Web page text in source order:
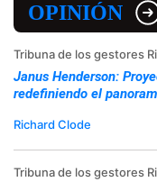
OPINIÓN
Tribuna de los gestores
Janus Henderson:
redefiniendo el
Richard Clode
Tribuna de los gestores